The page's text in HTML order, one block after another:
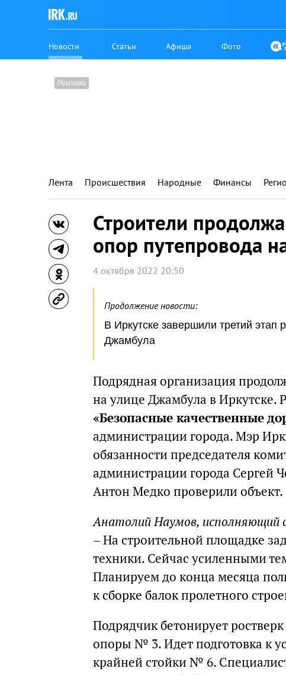
Новости Статьи Афиша Фото
Лента Происшествия Народные Финансы
Строители
опор путепровода
4 октября 2022 20:50
Продолжение новости:
В Иркутске завершили третий этап
Джамбула
Подрядная организация
на улице Джамбула в Иркутске.
«Безопасные качественные
администрации города. Мэр
обязанности председателя
администрации города Сергей
Антон Медко проверили объект.
Анатолий Наумов, исполняющий
– На строительной площадке
техники. Сейчас усиленными
Планируем до конца месяца
к сборке балок пролетного
Подрядчик бетонирует
опоры № 3. Идет подготовка к
крайней стойки № 6.